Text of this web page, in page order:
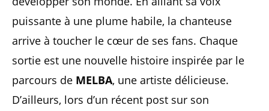
puissante à une plume habile, la chanteuse
arrive à toucher le cœur de ses fans. Chaque
sortie est une nouvelle histoire inspirée par le
parcours de MELBA, une artiste délicieuse.
D’ailleurs, lors d’un récent post sur son